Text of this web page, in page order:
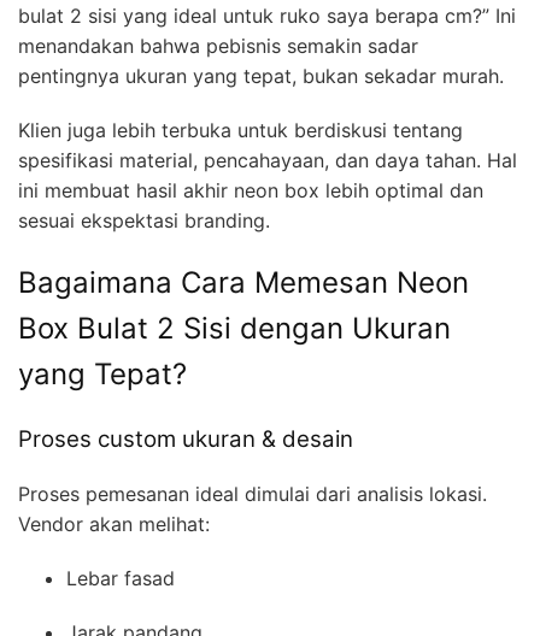
bulat 2 sisi yang ideal untuk ruko saya berapa cm?” Ini
menandakan bahwa pebisnis semakin sadar
pentingnya ukuran yang tepat, bukan sekadar murah.
Klien juga lebih terbuka untuk berdiskusi tentang
spesifikasi material, pencahayaan, dan daya tahan. Hal
ini membuat hasil akhir neon box lebih optimal dan
sesuai ekspektasi branding.
Bagaimana Cara Memesan Neon
Box Bulat 2 Sisi dengan Ukuran
yang Tepat?
Proses custom ukuran & desain
Proses pemesanan ideal dimulai dari analisis lokasi.
Vendor akan melihat:
Lebar fasad